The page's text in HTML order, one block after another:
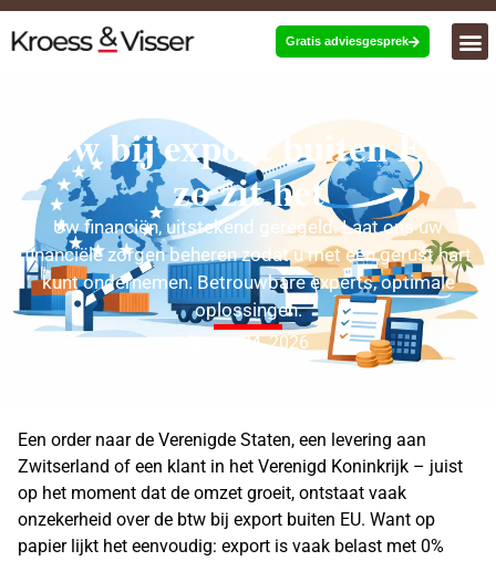
Gratis adviesgesprek
Btw bij export buiten EU:
zo zit het
Uw financiën, uitstekend geregeld. Laat ons uw
financiële zorgen beheren zodat u met een gerust hart
kunt ondernemen. Betrouwbare experts, optimale
oplossingen.
juni 24, 2026
Een order naar de Verenigde Staten, een levering aan
Zwitserland of een klant in het Verenigd Koninkrijk – juist
op het moment dat de omzet groeit, ontstaat vaak
onzekerheid over de btw bij export buiten EU. Want op
papier lijkt het eenvoudig: export is vaak belast met 0%